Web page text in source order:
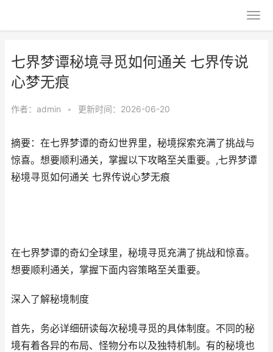
七界梦谭秘境寻觅如何通关 七界传说
心梦无痕
作者： admin • 更新时间：2026-06-20
摘要：在七界梦谭的奇幻世界里，秘境探索充满了挑战与
惊喜。想要顺利通关，掌握以下攻略至关重要。,七界梦谭
秘境寻觅如何通关 七界传说心梦无痕
在七界梦谭的奇幻全球里，秘境寻觅充满了挑战和惊喜。
想要顺利通关，掌握下面内容策略至关重要。
深入了解秘境制度
首先，务必详细研读每次秘境寻觅的具体制度。不同的秘
境有着各异的布局、怪物分布以及独特机制。有的秘境也